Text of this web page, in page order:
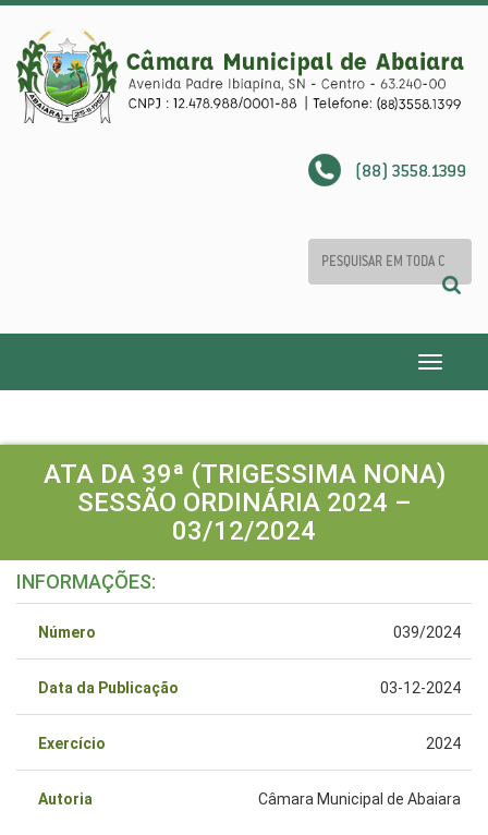
(88) 3558.1399
Toggle
ATA DA 39ª (TRIGESSIMA NONA)
SESSÃO ORDINÁRIA 2024 –
03/12/2024
INFORMAÇÕES:
Número 039/2024
Data da Publicação 03-12-2024
Exercício 2024
Autoria Câmara Municipal de Abaiara